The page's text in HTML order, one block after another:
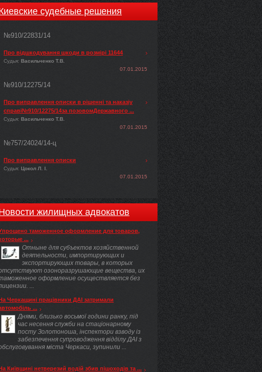
судебные решения
№910/22831/14
Про відшкодування шкоди в розмірі 11644
Судья: Васильченко Т.В.
07.01.2015
№910/12275/14
Про виправлення описки в рішенні та наказіу
справі№910/12275/14за позовомДержавного ...
Судья: Васильченко Т.В.
07.01.2015
№757/24024/14-ц
Про виправлення описки
Судья: Цокол Л. І.
07.01.2015
жилищных адвокатов
таможенное оформление для товаров,
...
Отныне для субъектов хозяйственной
деятельности, импортирующих и
экспортирующих товары, в которых
озоноразрушающие вещества, их
оформление осуществляется без
...
Черкащині працівники ДАІ затримали
...
Днями, близько восьмої години ранку, під
час несення служби на стаціонарному
посту Золотоноша, інспектори взводу із
забезпечення супроводження відділу ДАІ з
міста Черкаси, зупинили ...
Київщині нетверезий водій збив пішоходів та ...